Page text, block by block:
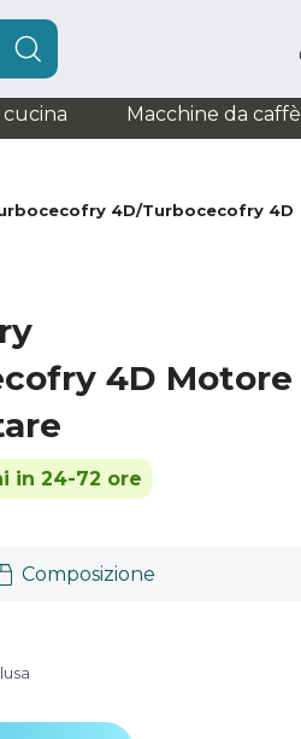
Macchine da caffè
4D/Turbocecofry 4D
4D Motore
in 24-72 ore
Composizione